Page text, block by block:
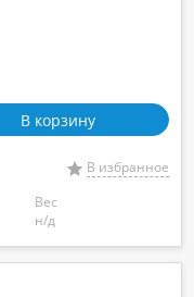
В корзину
В избранное
Вес
н/д